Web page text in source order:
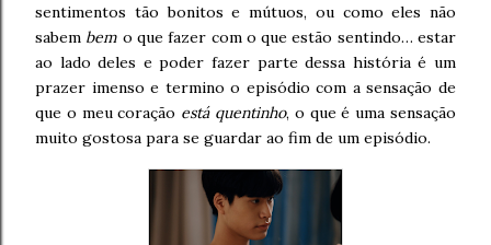
sentimentos tão bonitos e mútuos, ou como eles não
sabem bem o que fazer com o que estão sentindo… estar
ao lado deles e poder fazer parte dessa história é um
prazer imenso e termino o episódio com a sensação de
que o meu coração está quentinho, o que é uma sensação
muito gostosa para se guardar ao fim de um episódio.